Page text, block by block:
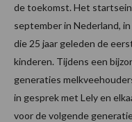
de toekomst. Het
september in Nederland,
die 25 jaar geleden de
kinderen. Tijdens een
generaties
in gesprek met Lely en
voor de volgende